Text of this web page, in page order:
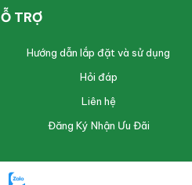
TRỢ
Hướng dẫn lắp đặt và sử dụng
Hỏi đáp
Liên hệ
Đăng Ký Nhận Ưu Đãi
. All Rights Reserved.